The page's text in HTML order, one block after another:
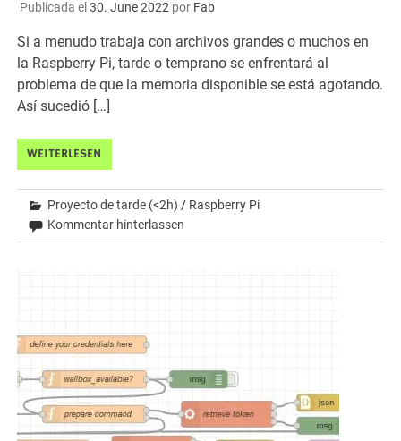
Publicada el 30. June 2022 por Fab
Si a menudo trabaja con archivos grandes o muchos en
la Raspberry Pi, tarde o temprano se enfrentará al
problema de que la memoria disponible se está agotando.
Así sucedió […]
WEITERLESEN
Proyecto de tarde (<2h) / Raspberry Pi
Kommentar hinterlassen